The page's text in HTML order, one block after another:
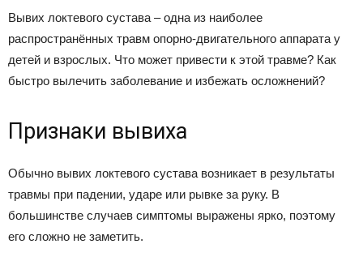
Вывих локтевого сустава – одна из наиболее
распространённых травм опорно-двигательного аппарата у
детей и взрослых. Что может привести к этой травме? Как
быстро вылечить заболевание и избежать осложнений?
Признаки вывиха
Обычно вывих локтевого сустава возникает в результаты
травмы при падении, ударе или рывке за руку. В
большинстве случаев симптомы выражены ярко, поэтому
его сложно не заметить.